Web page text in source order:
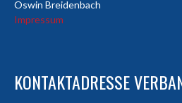
Oswin Breidenbach
Impressum
KONTAKTADRESSE